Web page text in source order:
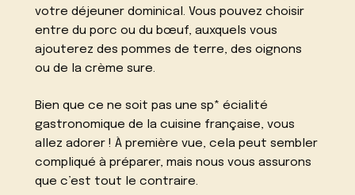
votre déjeuner dominical. Vous pouvez choisir
entre du porc ou du bœuf, auxquels vous
ajouterez des pommes de terre, des oignons
ou de la crème sure.
Bien que ce ne soit pas une sp* écialité
gastronomique de la cuisine française, vous
allez adorer ! À première vue, cela peut sembler
compliqué à préparer, mais nous vous assurons
que c’est tout le contraire.